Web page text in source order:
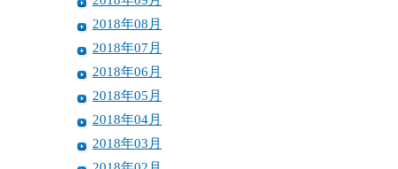
2018年08月
2018年07月
2018年06月
2018年05月
2018年04月
2018年03月